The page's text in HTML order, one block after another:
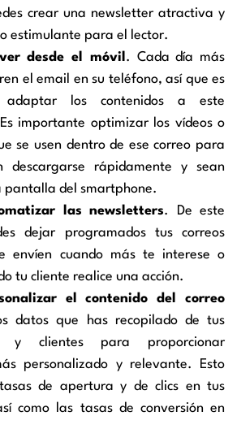
crear una newsletter atractiva y
estimulante para el lector.
ver desde el móvil . Cada día más
el email en su teléfono, así que es
adaptar los contenidos a este
importante optimizar los vídeos o
se usen dentro de ese correo para
descargarse rápidamente y sean
pantalla del smartphone.
las newsletters.
De este
dejar programados tus correos
envíen cuando más te interese o
tu cliente realice una acción.
el contenido del correo
datos que has recopilado de tus
y clientes para proporcionar
personalizado y relevante. Esto
de apertura y de clics en tus
como las tasas de conversión en